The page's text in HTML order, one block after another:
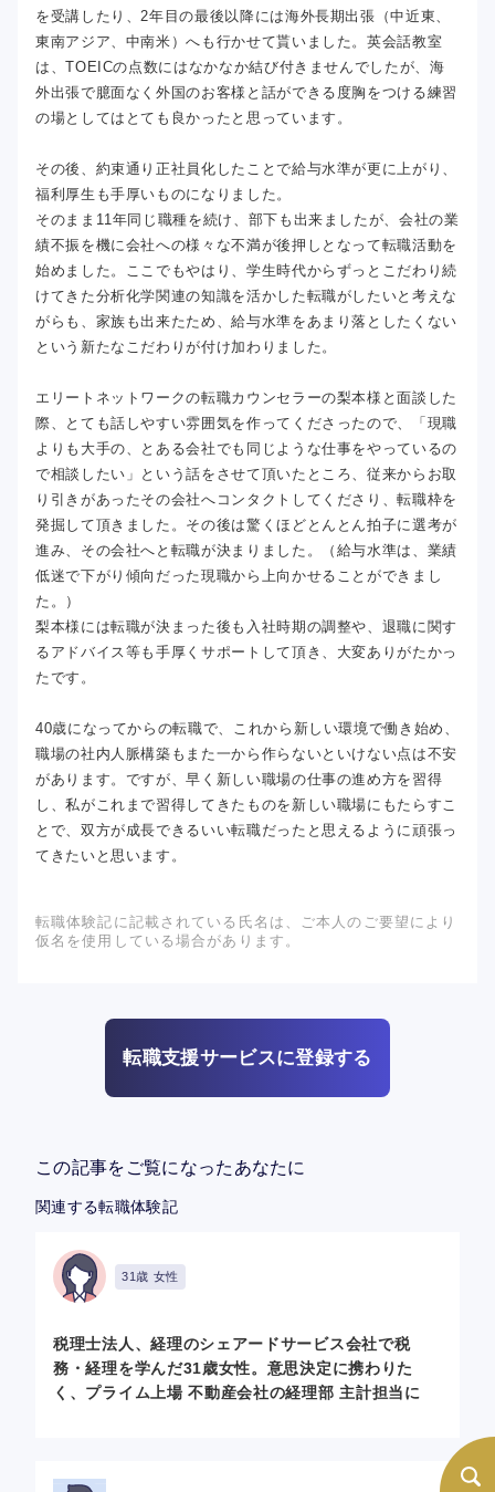
を受講したり、2年目の最後以降には海外長期出張（中近東、
東南アジア、中南米）へも行かせて貰いました。英会話教室
は、TOEICの点数にはなかなか結び付きませんでしたが、海
外出張で臆面なく外国のお客様と話ができる度胸をつける練習
の場としてはとても良かったと思っています。
その後、約束通り正社員化したことで給与水準が更に上がり、
福利厚生も手厚いものになりました。
そのまま11年同じ職種を続け、部下も出来ましたが、会社の業
績不振を機に会社への様々な不満が後押しとなって転職活動を
始めました。ここでもやはり、学生時代からずっとこだわり続
けてきた分析化学関連の知識を活かした転職がしたいと考えな
がらも、家族も出来たため、給与水準をあまり落としたくない
という新たなこだわりが付け加わりました。
エリートネットワークの転職カウンセラーの梨本様と面談した
際、とても話しやすい雰囲気を作ってくださったので、「現職
よりも大手の、とある会社でも同じような仕事をやっているの
で相談したい」という話をさせて頂いたところ、従来からお取
り引きがあったその会社へコンタクトしてくださり、転職枠を
発掘して頂きました。その後は驚くほどとんとん拍子に選考が
進み、その会社へと転職が決まりました。（給与水準は、業績
低迷で下がり傾向だった現職から上向かせることができまし
た。）
梨本様には転職が決まった後も入社時期の調整や、退職に関す
るアドバイス等も手厚くサポートして頂き、大変ありがたかっ
たです。
40歳になってからの転職で、これから新しい環境で働き始め、
職場の社内人脈構築もまた一から作らないといけない点は不安
があります。ですが、早く新しい職場の仕事の進め方を習得
し、私がこれまで習得してきたものを新しい職場にもたらすこ
とで、双方が成長できるいい転職だったと思えるように頑張っ
てきたいと思います。
転職体験記に記載されている氏名は、ご本人のご要望により
仮名を使用している場合があります。
転職支援サービスに登録する
この記事をご覧になったあなたに
関連する転職体験記
31歳 女性
税理士法人、経理のシェアードサービス会社で税
務・経理を学んだ31歳女性。意思決定に携わりた
く、プライム上場 不動産会社の経理部 主計担当に